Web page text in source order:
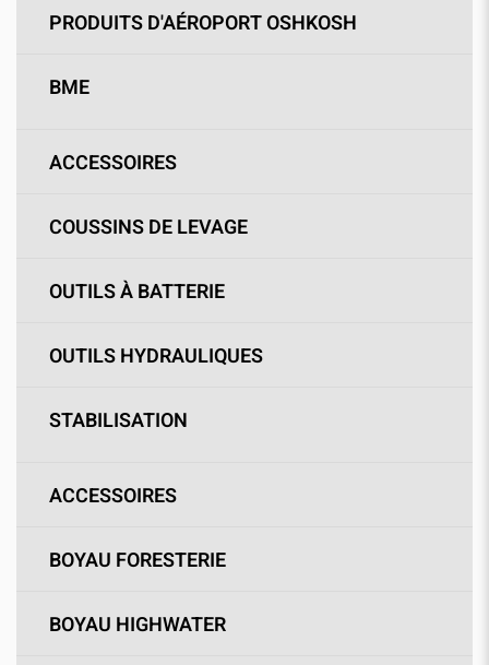
PRODUITS D'AÉROPORT OSHKOSH
BME
ACCESSOIRES
COUSSINS DE LEVAGE
OUTILS À BATTERIE
OUTILS HYDRAULIQUES
STABILISATION
ACCESSOIRES
BOYAU FORESTERIE
BOYAU HIGHWATER